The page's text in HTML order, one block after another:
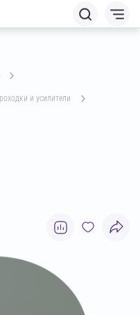
проходки и усилители